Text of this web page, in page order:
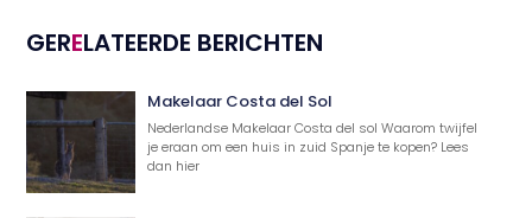
GERELATEERDE BERICHTEN
Makelaar Costa del Sol
Nederlandse Makelaar Costa del sol Waarom twijfel
je eraan om een huis in zuid Spanje te kopen? Lees
dan hier